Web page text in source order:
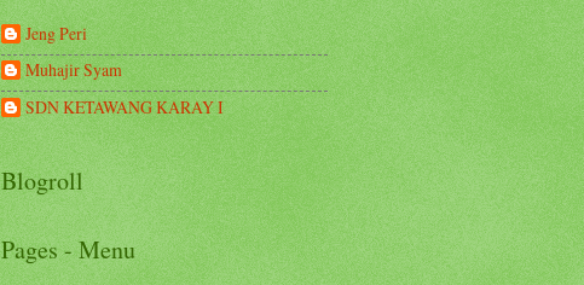
Jeng Peri
Muhajir Syam
SDN KETAWANG KARAY I
Blogroll
Pages - Menu